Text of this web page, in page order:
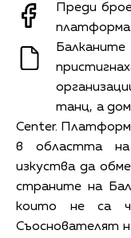
Преди
танц, а
Center.
в областта на
изкуства да
страните на
които не са
Съоснователят